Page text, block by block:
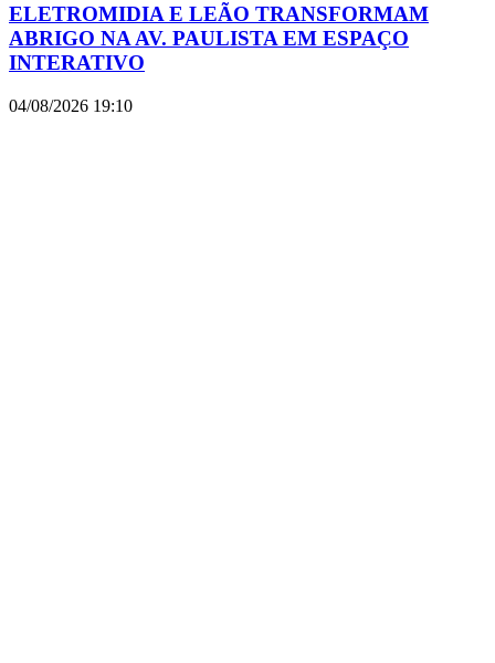
ELETROMIDIA E LEÃO TRANSFORMAM
ABRIGO NA AV. PAULISTA EM ESPAÇO
INTERATIVO
04/08/2026 19:10